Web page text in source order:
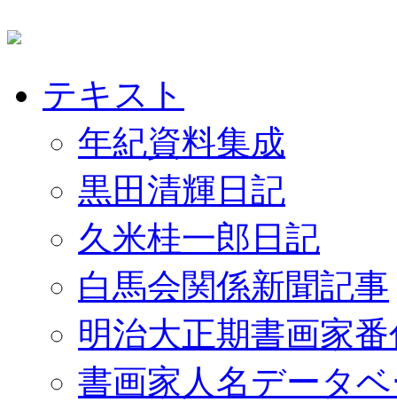
テキスト
年紀資料集成
黒田清輝日記
久米桂一郎日記
白馬会関係新聞記事
明治大正期書画家
書画家人名データ